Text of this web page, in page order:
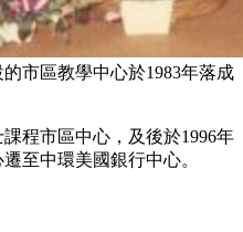
市區教學中心於1983年落成
程市區中心，及後於1996年
至中環美國銀行中心。